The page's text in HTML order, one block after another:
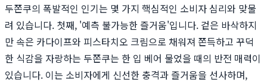
두쫀쿠의 폭발적인 인기는 몇 가지 핵심적인 소비자 심리와 맞물
려 있습니다. 첫째, '예측 불가능한 즐거움'입니다. 겉은 바삭하지
만 속은 카다이프와 피스타치오 크림으로 채워져 쫀득하고 꾸덕
한 식감을 자랑하는 두쫀쿠는 한 입 베어 물었을 때의 반전 매력이
있습니다. 이는 소비자에게 신선한 충격과 즐거움을 선사하며,